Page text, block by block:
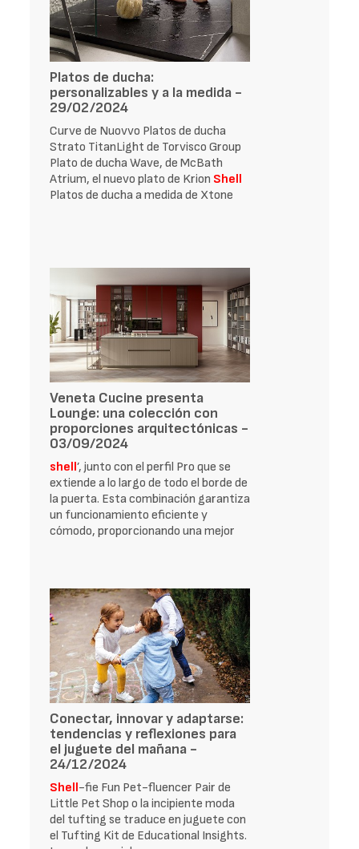
Platos de ducha:
personalizables y a la medida -
29/02/2024
Curve de Nuovvo Platos de ducha
Strato TitanLight de Torvisco Group
Plato de ducha Wave, de McBath
Atrium, el nuevo plato de Krion Shell
Platos de ducha a medida de Xtone
Veneta Cucine presenta
Lounge: una colección con
proporciones arquitectónicas -
03/09/2024
shell’, junto con el perfil Pro que se
extiende a lo largo de todo el borde de
la puerta. Esta combinación garantiza
un funcionamiento eficiente y
cómodo, proporcionando una mejor
Conectar, innovar y adaptarse:
tendencias y reflexiones para
el juguete del mañana -
24/12/2024
Shell-fie Fun Pet-fluencer Pair de
Little Pet Shop o la incipiente moda
del tufting se traduce en juguete con
el Tufting Kit de Educational Insights.